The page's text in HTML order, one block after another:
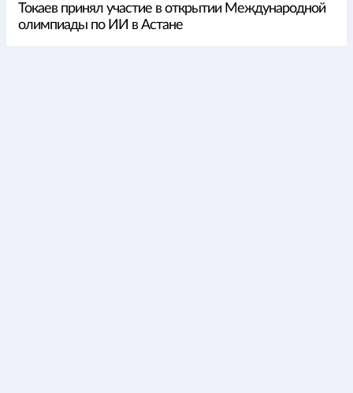
Токаев принял участие в открытии Международной
олимпиады по ИИ в Астане